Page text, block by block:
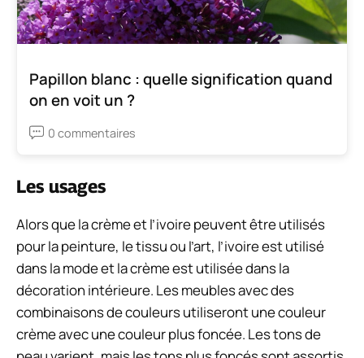
Papillon blanc : quelle signification quand
on en voit un ?
0 commentaires
Les usages
Alors que la crème et l’ivoire peuvent être utilisés
pour la peinture, le tissu ou l’art, l’ivoire est utilisé
dans la mode et la crème est utilisée dans la
décoration intérieure. Les meubles avec des
combinaisons de couleurs utiliseront une couleur
crème avec une couleur plus foncée. Les tons de